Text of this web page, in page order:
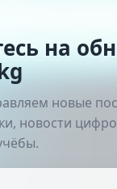
на
новые
новости